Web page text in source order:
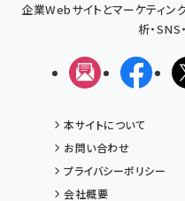
企業Webサイトとマーケティン
析・SNS
メルマガ
本サイトについて
お問い合わせ
プライバシーポリシー
会社概要